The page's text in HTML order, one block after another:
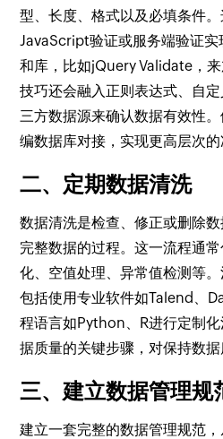
型、长度、格式以及必填条件
JavaScript验证或服务端验证
和库，比如jQuery Validate，
技巧还会融入正则表达式、自
三方数据源来确认数据有效性
编数据库对接，实现更高层次的
二、定期数据清洗
数据清洗是检查、修正或删除
完整数据的过程。这一流程通
化、空值处理、异常值检测等
包括使用专业软件如Talend、
程语言如Python、R进行定制
据质量的关键步骤，对保持数据
三、建立数据管理规
建立一套完整的数据管理规范